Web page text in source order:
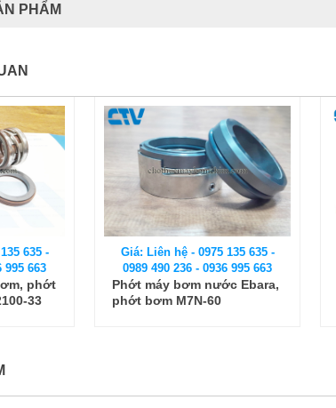
PHẨM
635 -
995 663
Ebara,
Giá: Liên hệ - 0975 135 635 -
0989 490 236 - 0936 995 663
Phớt máy bơm trục đứng
(phớt cơ khí) bơm Paragon